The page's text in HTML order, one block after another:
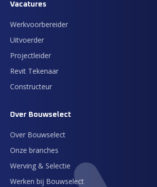
Vacatures
Werkvoorbereider
Uitvoerder
Projectleider
Revit Tekenaar
Constructeur
Over Bouwselect
Over Bouwselect
Onze branches
Werving & Selectie
Werken bij Bouwselect